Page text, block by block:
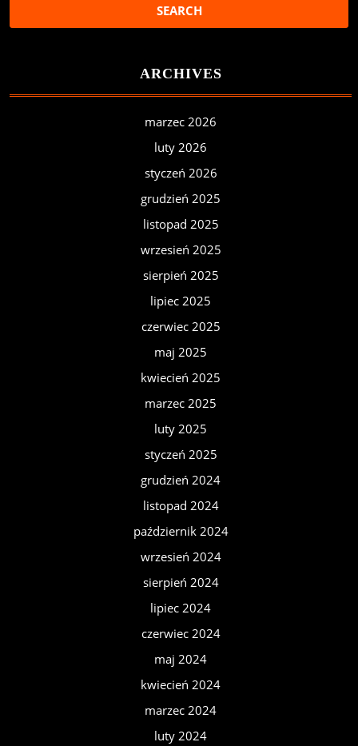
ARCHIVES
marzec 2026
luty 2026
styczeń 2026
grudzień 2025
listopad 2025
wrzesień 2025
sierpień 2025
lipiec 2025
czerwiec 2025
maj 2025
kwiecień 2025
marzec 2025
luty 2025
styczeń 2025
grudzień 2024
listopad 2024
październik 2024
wrzesień 2024
sierpień 2024
lipiec 2024
czerwiec 2024
maj 2024
kwiecień 2024
marzec 2024
luty 2024